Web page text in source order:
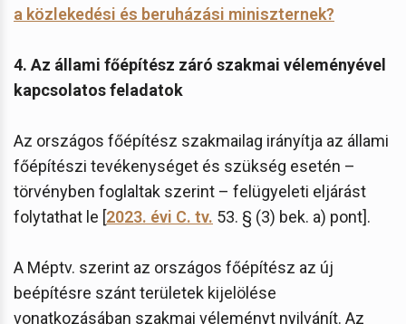
a közlekedési és beruházási miniszternek?
4. Az állami főépítész záró szakmai véleményével
kapcsolatos feladatok
Az országos főépítész szakmailag irányítja az állami
főépítészi tevékenységet és szükség esetén –
törvényben foglaltak szerint – felügyeleti eljárást
folytathat le [2023. évi C. tv. 53. § (3) bek. a) pont].
A Méptv. szerint az országos főépítész az új
beépítésre szánt területek kijelölése
vonatkozásában szakmai véleményt nyilvánít. Az